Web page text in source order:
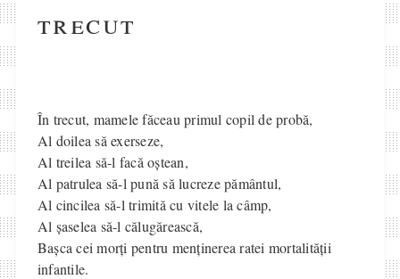
trecut
În trecut, mamele făceau primul copil de probă,
Al doilea să exerseze,
Al treilea să-l facă oștean,
Al patrulea să-l pună să lucreze pământul,
Al cincilea să-l trimită cu vitele la câmp,
Al șaselea să-l călugărească,
Bașca cei morți pentru menținerea ratei mortalității
infantile.